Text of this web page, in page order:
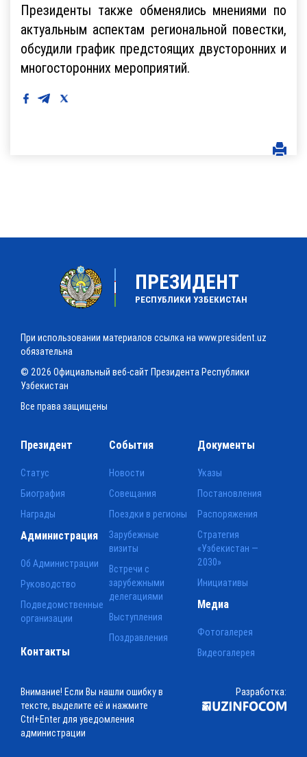
Президенты также обменялись мнениями по
актуальным аспектам региональной повестки,
обсудили график предстоящих двусторонних и
многосторонних мероприятий.
ПРЕЗИДЕНТ
РЕСПУБЛИКИ УЗБЕКИСТАН
При использовании материалов ссылка на www.president.uz
обязательна
© 2026 Официальный веб-сайт Президента Республики
Узбекистан
Все права защищены
Президент
Статус
Биография
Награды
События
Новости
Совещания
Поездки в регионы
Зарубежные
визиты
Встречи с
зарубежными
делегациями
Выступления
Поздравления
Документы
Указы
Постановления
Распоряжения
Стратегия
«Узбекистан —
2030»
Инициативы
Администрация
Об Администрации
Руководство
Подведомственные
организации
Медиа
Фотогалерея
Видеогалерея
Контакты
Внимание! Если Вы нашли ошибку в
тексте, выделите её и нажмите
Ctrl+Enter для уведомления
администрации
Разработка: